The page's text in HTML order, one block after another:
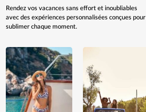
Rendez vos vacances sans effort et inoubliables
avec des expériences personnalisées conçues pour
sublimer chaque moment.